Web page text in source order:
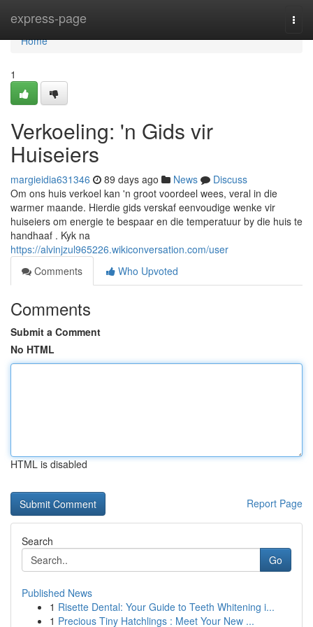
express-page
Home
Home
1
Verkoeling: 'n Gids vir
Huiseiers
margieidia631346 89 days ago News
Discuss
Om ons huis verkoel kan 'n groot voordeel wees, veral in die
warmer maande. Hierdie gids verskaf eenvoudige wenke vir
huiseiers om energie te bespaar en die temperatuur by die huis te
handhaaf . Kyk na
https://alvinjzul965226.wikiconversation.com/user
Comments
Who Upvoted
Comments
Submit a Comment
No HTML
HTML is disabled
Report Page
Search
Go
Published News
1 Risette Dental: Your Guide to Teeth Whitening i...
1 Precious Tiny Hatchlings : Meet Your New ...